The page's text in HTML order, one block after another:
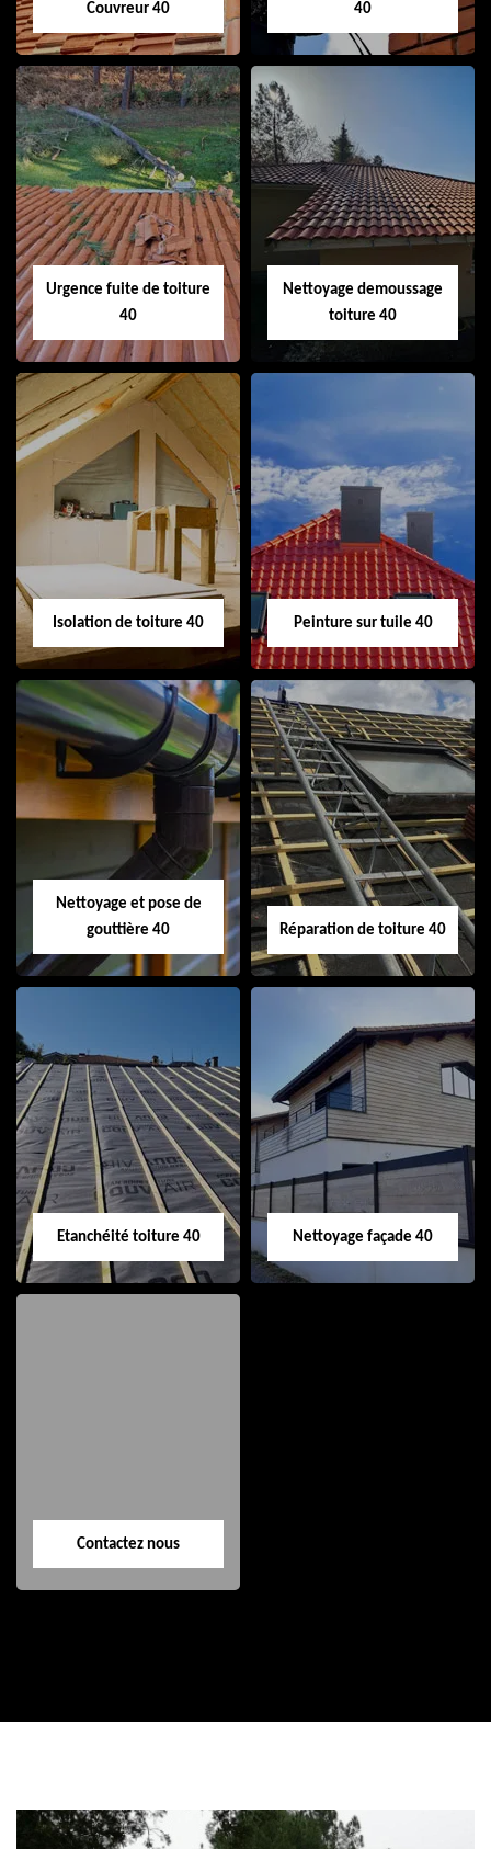
Couvreur 40
Couvreur 40
40
Ramonage de
cheminée 40
Urgence fuite de toiture
40
Urgence fuite de
toiture 40
Nettoyage demoussage
toiture 40
Nettoyage
demoussage
toiture 40
Isolation de toiture 40
Isolation de toiture
40
Peinture sur tuile 40
Peinture sur tuile
40
Nettoyage et pose de
gouttière 40
Nettoyage et pose
de gouttière 40
Réparation de toiture 40
Réparation de
toiture 40
Etanchéité toiture 40 Nettoyage façade 40
Contactez nous